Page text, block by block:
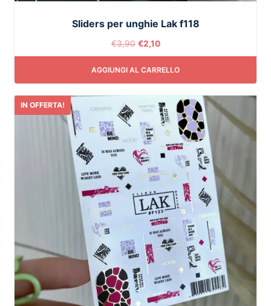
Sliders per unghie Lak f118
€3,90 €2,10
AGGIUNGI AL CARRELLO
IN OFFERTA!